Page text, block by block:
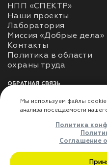
НПП «СПЕКТР»
Наши проекты
Лаборатория
Миссия «Добрые дела»
Контакты
Политика в области
ОБРАТНАЯ СВЯЗЬ
Использование
использования личных
Оферта